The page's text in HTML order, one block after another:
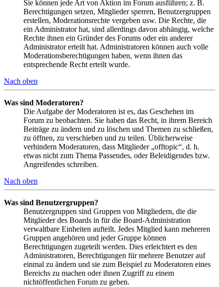
Sie können jede Art von Aktion im Forum ausführen; z. B.
Berechtigungen setzen, Mitglieder sperren, Benutzergruppen
erstellen, Moderationsrechte vergeben usw. Die Rechte, die
ein Administrator hat, sind allerdings davon abhängig, welche
Rechte ihnen ein Gründer des Forums oder ein anderer
Administrator erteilt hat. Administratoren können auch volle
Moderationsberechtigungen haben, wenn ihnen das
entsprechende Recht erteilt wurde.
Nach oben
Was sind Moderatoren?
Die Aufgabe der Moderatoren ist es, das Geschehen im
Forum zu beobachten. Sie haben das Recht, in ihrem Bereich
Beiträge zu ändern und zu löschen und Themen zu schließen,
zu öffnen, zu verschieben und zu teilen. Üblicherweise
verhindern Moderatoren, dass Mitglieder „offtopic“, d. h.
etwas nicht zum Thema Passendes, oder Beleidigendes bzw.
Angreifendes schreiben.
Nach oben
Was sind Benutzergruppen?
Benutzergruppen sind Gruppen von Mitgliedern, die die
Mitglieder des Boards in für die Board-Administration
verwaltbare Einheiten aufteilt. Jedes Mitglied kann mehreren
Gruppen angehören und jeder Gruppe können
Berechtigungen zugeteilt werden. Dies erleichtert es den
Administratoren, Berechtigungen für mehrere Benutzer auf
einmal zu ändern und sie zum Beispiel zu Moderatoren eines
Bereichs zu machen oder ihnen Zugriff zu einem
nichtöffentlichen Forum zu geben.